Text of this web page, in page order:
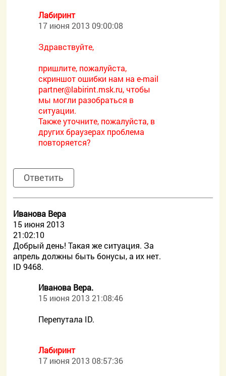
Лабиринт
17 июня 2013 09:00:08
Здравствуйте,
пришлите, пожалуйста,
скриншот ошибки нам на e-mail
partner@labirint.msk.ru, чтобы
мы могли разобраться в
ситуации.
Также уточните, пожалуйста, в
других браузерах проблема
повторяется?
Ответить
Иванова Вера
15 июня 2013
21:02:10
Добрый день! Такая же ситуация. За
апрель должны быть бонусы, а их нет.
ID 9468.
Иванова Вера.
15 июня 2013 21:08:46
Перепутала ID.
Лабиринт
17 июня 2013 08:57:36